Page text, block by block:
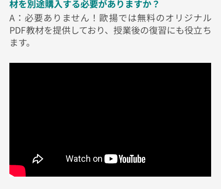
材を別途購入する必要がありますか？
A：必要ありません！歐揚では無料のオリジナル
PDF教材を提供しており、授業後の復習にも役立ち
ます。